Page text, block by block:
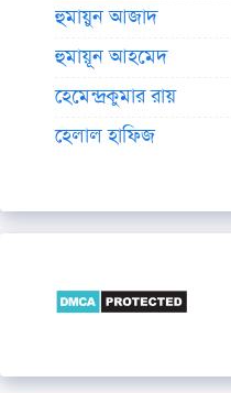
হুমায়ুন আজাদ
হুমায়ূন আহমেদ
হেমেন্দ্রকুমার রায়
হেলাল হাফিজ